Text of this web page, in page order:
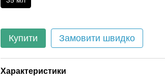
Купити Замовити швидко
Характеристики